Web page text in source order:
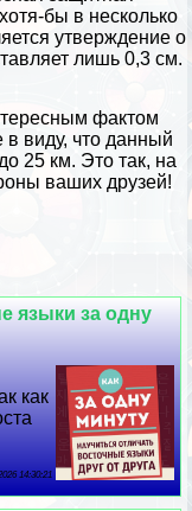
бы в несколько
утверждение о
лишь 0,3 см.
фактом
виду, что данный
25 км. Это так, на
ваших друзей!
языки за одну
как
14:30:21